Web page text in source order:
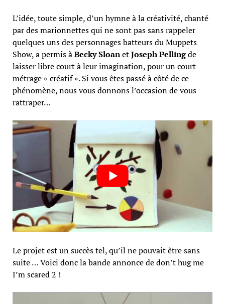
L’idée, toute simple, d’un hymne à la créativité, chanté
par des marionnettes qui ne sont pas sans rappeler
quelques uns des personnages batteurs du Muppets
Show, a permis àBecky SloanetJoseph Pellingde
laisser libre court à leur imagination, pour un court
métrage « créatif ». Si vous êtes passé à côté de ce
phénomène, nous vous donnons l’occasion de vous
rattraper…
Le projet est un succès tel, qu’il ne pouvait être sans
suite … Voici donc la bande annonce de don’t hug me
I’m scared 2 !